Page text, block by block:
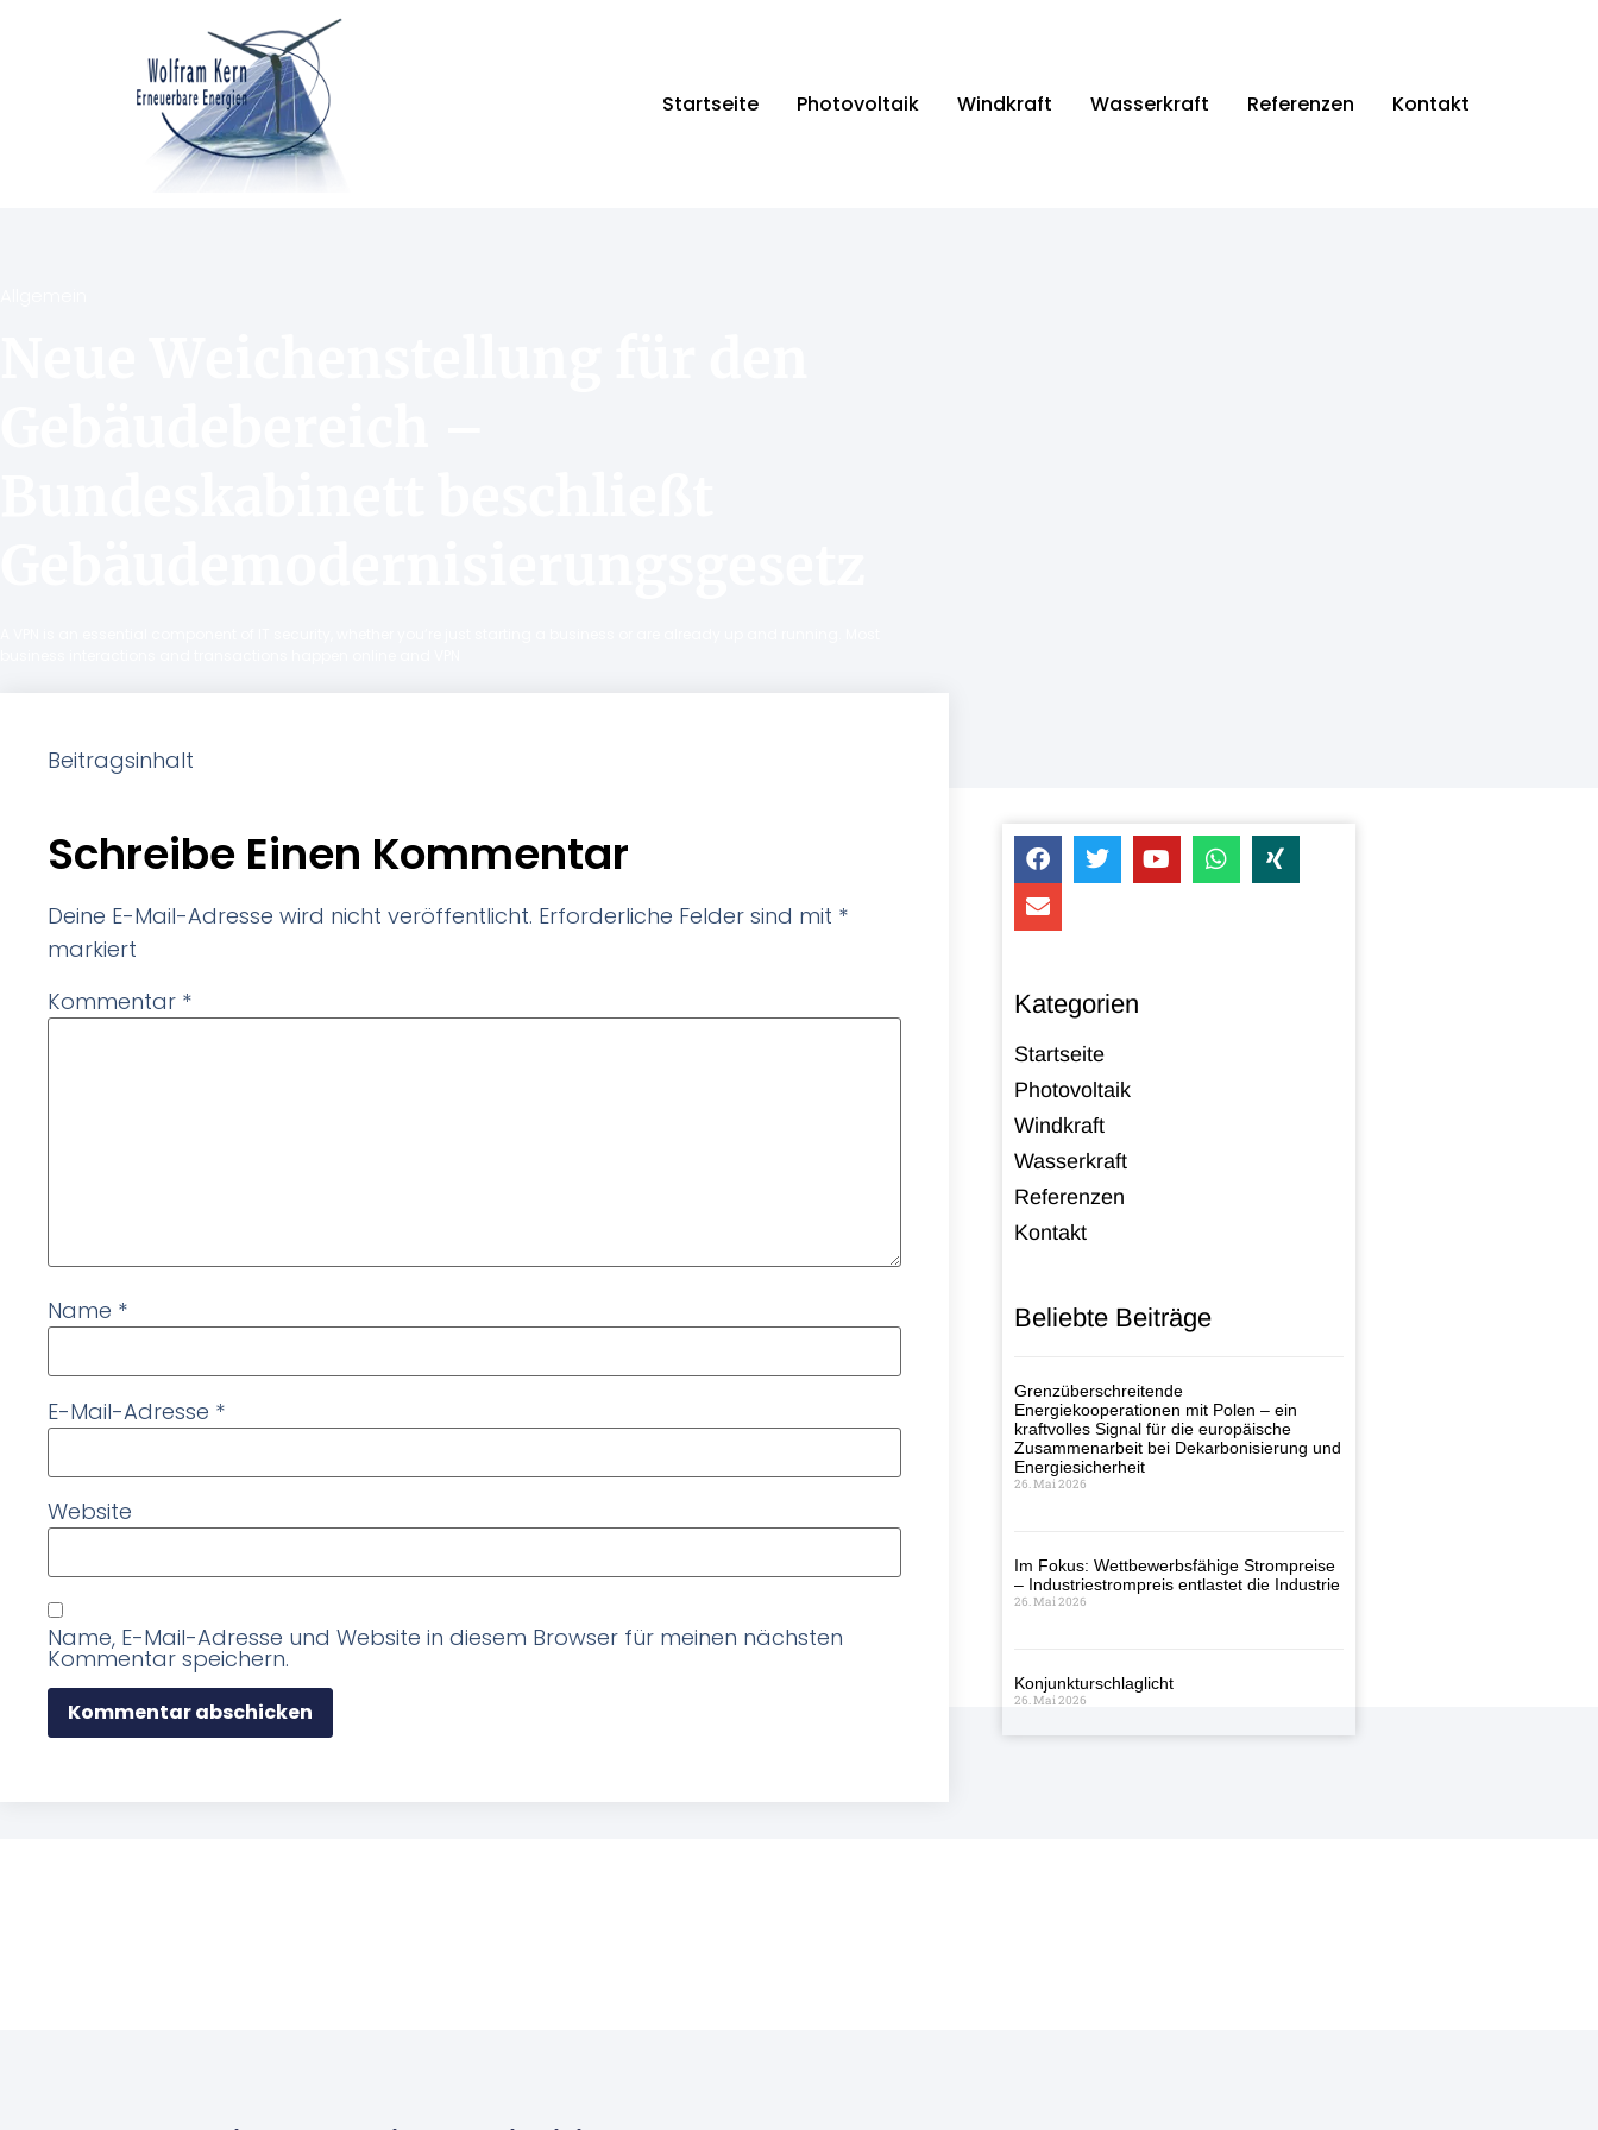
Startseite Photovoltaik Windkraft Wasserkraft Referenzen Kontakt
Beitragsinhalt
Schreibe Einen Kommentar
Deine E-Mail-Adresse wird nicht veröffentlicht. Erforderliche Felder sind mit *
markiert
Kommentar *
Name *
E-Mail-Adresse *
Website
Name, E-Mail-Adresse und Website in diesem Browser für meinen nächsten
Kommentar speichern.
Kategorien
Startseite
Photovoltaik
Windkraft
Wasserkraft
Referenzen
Kontakt
Beliebte Beiträge
Grenzüberschreitende
Energiekooperationen mit Polen – ein
kraftvolles Signal für die europäische
Zusammenarbeit bei Dekarbonisierung und
Energiesicherheit
26. Mai 2026
Im Fokus: Wettbewerbsfähige Strompreise
– Industriestrompreis entlastet die Industrie
26. Mai 2026
Konjunkturschlaglicht
26. Mai 2026